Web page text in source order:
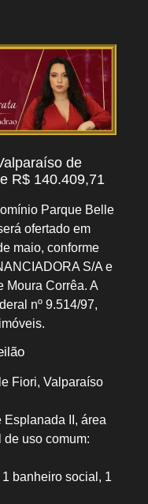
de
R$ 140.409,71
Parque Belle
ofertado em
maio, conforme
S/A e
Moura Corrêa. A
nº 9.514/97,
Fiori, Valparaíso
Esplanada II, área
de uso comum:
banheiro social, 1